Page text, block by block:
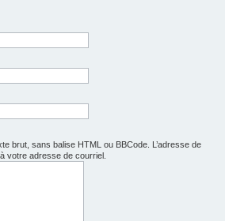
brut, sans balise HTML ou BBCode. L’adresse de
votre adresse de courriel.